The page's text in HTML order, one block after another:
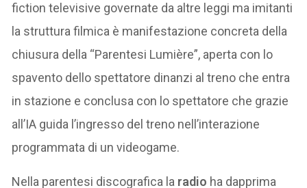
fiction televisive governate da altre leggi ma imitanti
la struttura filmica è manifestazione concreta della
chiusura della “Parentesi Lumière”, aperta con lo
spavento dello spettatore dinanzi al treno che entra
in stazione e conclusa con lo spettatore che grazie
all’IA guida l’ingresso del treno nell’interazione
programmata di un videogame.
Nella parentesi discografica la radio ha dapprima